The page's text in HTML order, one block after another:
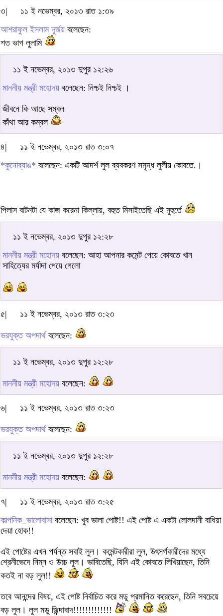
৩|
১১ ই নভেম্বর, ২০১৩ রাত ১:৩৯
আশরাফুল ইসলাম দূর্জয় বলেছেন:
শত ভাগ লুলামি
১১ ই নভেম্বর, ২০১৩ দুপুর ১২:২৬
মাননীয় মন্ত্রী মহোদয় বলেছেন: নিশ্চই নিশ্চই ।
জীবনে কি আছে সম্বল
কাঁথা আর কম্বল
৪|
১১ ই নভেম্বর, ২০১৩ রাত ৩:০৭
*কুনোব্যাঙ* বলেছেন: একটি আদর্শ লুল ব্যবকরণ সমৃদ্ধ লুলীয় কোবতে.।
পিলাস বাটনটা যে কাজ করেনা কিল্লায়, বহুত মিসাইতেছি এই মুহুর্তে
১১ ই নভেম্বর, ২০১৩ দুপুর ১২:২৮
মাননীয় মন্ত্রী মহোদয় বলেছেন: আহা আপনার কমেন্ট পেয়ে কোবতে খান
সাহিত্যের মর্যাদা পেয়ে গেলো
৫| ১১ ই নভেম্বর, ২০১৩ রাত ৩:২৩
ভরযুক্ত অপদার্থ বলেছেন:
১১ ই নভেম্বর, ২০১৩ দুপুর ১২:২৮
মাননীয় মন্ত্রী মহোদয় বলেছেন:
৬| ১১ ই নভেম্বর, ২০১৩ রাত ৩:২৩
ভরযুক্ত অপদার্থ বলেছেন:
১১ ই নভেম্বর, ২০১৩ দুপুর ১২:২৮
মাননীয় মন্ত্রী মহোদয় বলেছেন:
৭|
১১ ই নভেম্বর, ২০১৩ রাত ৩:২৫
কাল্পনিক_ভালোবাসাবলেছেন: খুব ভালা পোষ্ট!! এই পোষ্ট এ একটা লোলদানী বাধিয়া
দেয়া হোক!!
এই পোষ্টের এখন পর্যন্ত সবাই লুল। কমেন্টকারীরা লুল, উৎসর্গকারীদের মধ্যে
শ্রেনীভেদে নিম্ন ও উচ্চ লুল। ভাবিতেছি, যিনি এই কোবতে লিখিয়াছেন, তিনি
কতই না বড় লুল!!
তবে আনন্দের বিষয়, এই পোষ্ট নির্বাচিত করে মডু প্রমানিত করেছেন, তিনি সবচেয়ে
বড় লুল। লুল মডু জিন্দাবাদ!!!!!!!!!!!!!